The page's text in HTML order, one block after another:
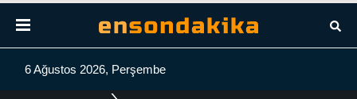
6 Ağustos 2026, Perşembe